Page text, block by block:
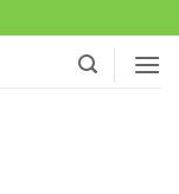
to
content